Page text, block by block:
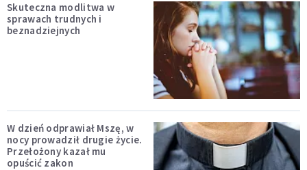
Skuteczna modlitwa w
sprawach trudnych i
beznadziejnych
W dzień odprawiał Mszę, w
nocy prowadził drugie życie.
Przełożony kazał mu
opuścić zakon